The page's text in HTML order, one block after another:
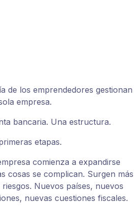
de los emprendedores gestionan
empresa.
bancaria. Una estructura.
etapas.
comienza a expandirse
cosas se complican. Surgen más
Nuevos países, nuevos
nuevas cuestiones fiscales.